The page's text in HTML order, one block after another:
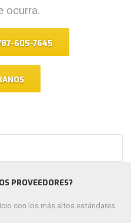
ocurra.
605-7645
PROVEEDORES?
con los más altos estándares